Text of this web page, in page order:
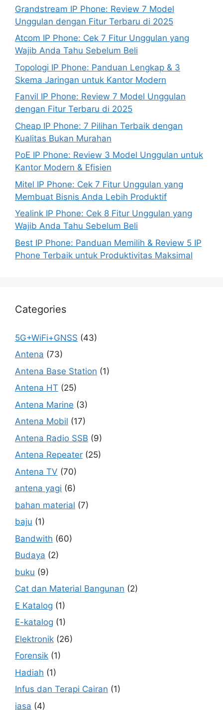
Grandstream IP Phone: Review 7 Model
Unggulan dengan Fitur Terbaru di 2025
Atcom IP Phone: Cek 7 Fitur Unggulan yang
Wajib Anda Tahu Sebelum Beli
Topologi IP Phone: Panduan Lengkap & 3
Skema Jaringan untuk Kantor Modern
Fanvil IP Phone: Review 7 Model Unggulan
dengan Fitur Terbaru di 2025
Cheap IP Phone: 7 Pilihan Terbaik dengan
Kualitas Bukan Murahan
PoE IP Phone: Review 3 Model Unggulan untuk
Kantor Modern & Efisien
Mitel IP Phone: Cek 7 Fitur Unggulan yang
Membuat Bisnis Anda Lebih Produktif
Yealink IP Phone: Cek 8 Fitur Unggulan yang
Wajib Anda Tahu Sebelum Beli
Best IP Phone: Panduan Memilih & Review 5 IP
Phone Terbaik untuk Produktivitas Maksimal
Categories
5G+WiFi+GNSS (43)
Antena (73)
Antena Base Station (1)
Antena HT (25)
Antena Marine (3)
Antena Mobil (17)
Antena Radio SSB (9)
Antena Repeater (25)
Antena TV (70)
antena yagi (6)
bahan material (7)
baju (1)
Bandwith (60)
Budaya (2)
buku (9)
Cat dan Material Bangunan (2)
E Katalog (1)
E-katalog (1)
Elektronik (26)
Forensik (1)
Hadiah (1)
Infus dan Terapi Cairan (1)
jasa (4)